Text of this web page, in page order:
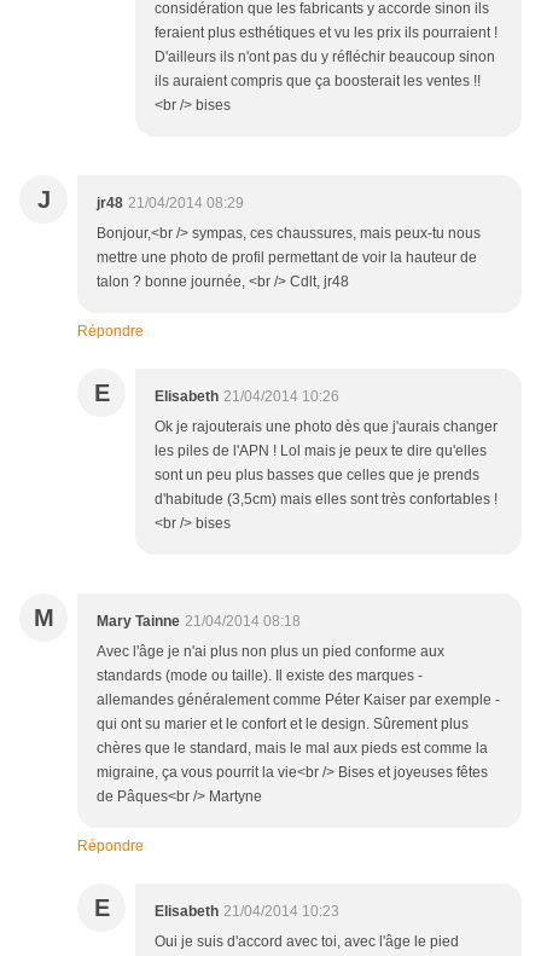
considération que les fabricants y accorde sinon ils
feraient plus esthétiques et vu les prix ils pourraient !
D'ailleurs ils n'ont pas du y réfléchir beaucoup sinon
ils auraient compris que ça boosterait les ventes !!
<br /> bises
J jr48 21/04/2014 08:29
Bonjour,<br /> sympas, ces chaussures, mais peux-tu nous
mettre une photo de profil permettant de voir la hauteur de
talon ? bonne journée, <br /> Cdlt, jr48
Répondre
E Elisabeth 21/04/2014 10:26
Ok je rajouterais une photo dès que j'aurais changer
les piles de l'APN ! Lol mais je peux te dire qu'elles
sont un peu plus basses que celles que je prends
d'habitude (3,5cm) mais elles sont très confortables !
<br /> bises
M Mary Tainne 21/04/2014 08:18
Avec l'âge je n'ai plus non plus un pied conforme aux
standards (mode ou taille). Il existe des marques -
allemandes généralement comme Péter Kaiser par exemple -
qui ont su marier et le confort et le design. Sûrement plus
chères que le standard, mais le mal aux pieds est comme la
migraine, ça vous pourrit la vie<br /> Bises et joyeuses fêtes
de Pâques<br /> Martyne
Répondre
E Elisabeth 21/04/2014 10:23
Oui je suis d'accord avec toi, avec l'âge le pied